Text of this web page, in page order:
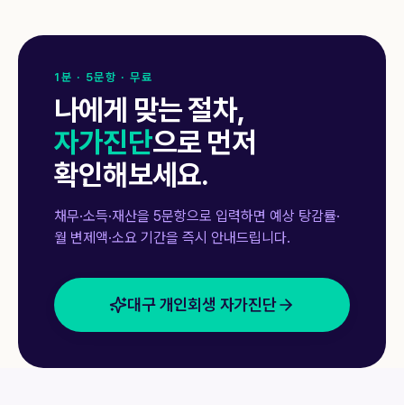
1분 · 5문항 · 무료
나에게 맞는 절차,
자가진단으로 먼저
확인해보세요.
채무·소득·재산을 5문항으로 입력하면 예상 탕감률·
월 변제액·소요 기간을 즉시 안내드립니다.
대구 개인회생 자가진단